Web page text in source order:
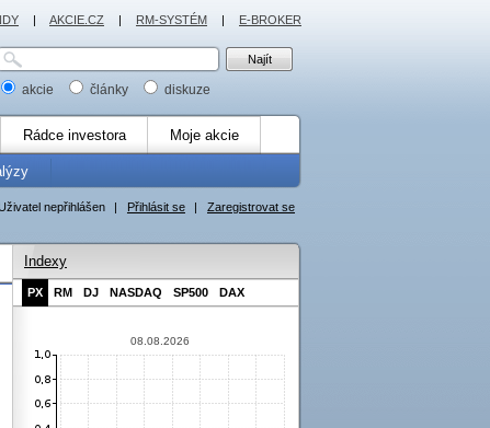
akcie články diskuze
Rádce investora Moje akcie
nepřihlášen | Přihlásit se | Zaregistrovat se
Indexy
PX RM DJ NASDAQ SP500 DAX
08.08.2026
| AKCIE.CZ | RM-SYSTÉM | E-BROKER